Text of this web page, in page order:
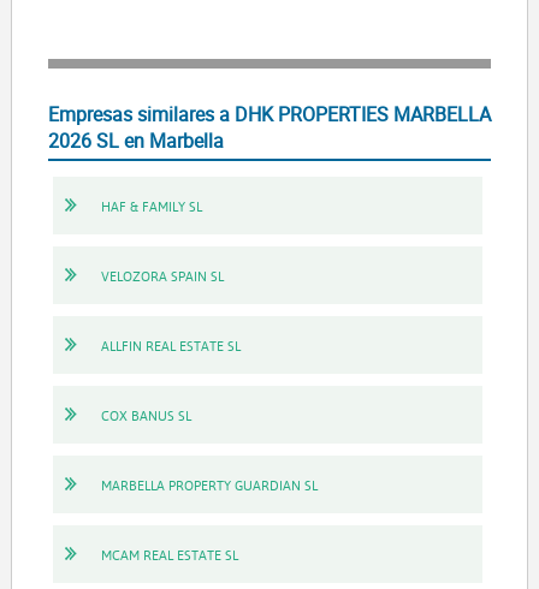
Empresas similares a DHK PROPERTIES MARBELLA
2026 SL en Marbella
HAF & FAMILY SL
VELOZORA SPAIN SL
ALLFIN REAL ESTATE SL
COX BANUS SL
MARBELLA PROPERTY GUARDIAN SL
MCAM REAL ESTATE SL